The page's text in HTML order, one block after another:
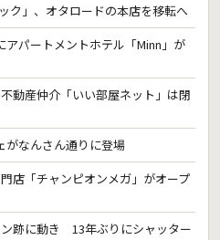
ク」、オタロードの本店を移転へ
パートメントホテル「Minn」が
動産仲介「いい部屋ネット」は閉
がなんさん通りに登場
店「チャンピオンメガ」がオープ
跡に動き 13年ぶりにシャッター